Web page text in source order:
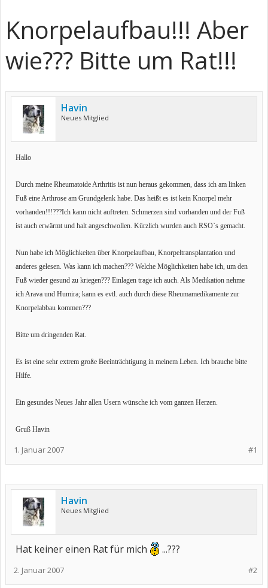
Knorpelaufbau!!! Aber
wie??? Bitte um Rat!!!
Havin
Neues Mitglied
Hallo
Durch meine Rheumatoide Arthritis ist nun heraus gekommen, dass ich am linken
Fuß eine Arthrose am Grundgelenk habe. Das heißt es ist kein Knorpel mehr
vorhanden!!!???Ich kann nicht auftreten. Schmerzen sind vorhanden und der Fuß
ist auch erwärmt und halt angeschwollen. Kürzlich wurden auch RSO`s gemacht.
Nun habe ich Möglichkeiten über Knorpelaufbau, Knorpeltransplantation und
anderes gelesen. Was kann ich machen??? Welche Möglichkeiten habe ich, um den
Fuß wieder gesund zu kriegen??? Einlagen trage ich auch. Als Medikation nehme
ich Arava und Humira; kann es evtl. auch durch diese Rheumamedikamente zur
Knorpelabbau kommen???
Bitte um dringenden Rat.
Es ist eine sehr extrem große Beeinträchtigung in meinem Leben. Ich brauche bitte
Hilfe.
Ein gesundes Neues Jahr allen Usern wünsche ich vom ganzen Herzen.
Gruß Havin
#1
1. Januar 2007
Havin
Neues Mitglied
Hat keiner einen Rat für mich ...???
#2
2. Januar 2007